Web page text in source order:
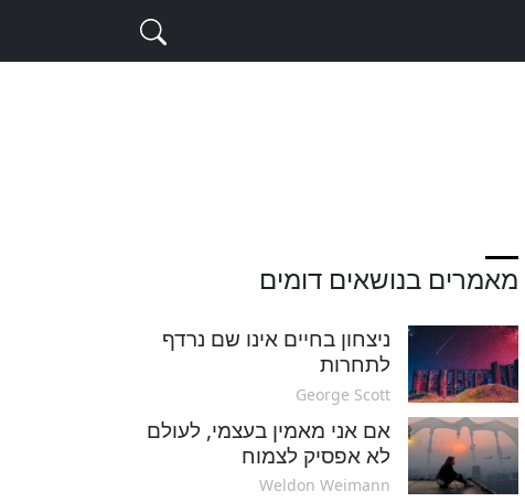
מאמרים בנושאים דומים
ניצחון בחיים אינו שם נרדף
לתחרות
George Scott
אם אני מאמין בעצמי, לעולם
לא אפסיק לצמוח
Weldon Weimann